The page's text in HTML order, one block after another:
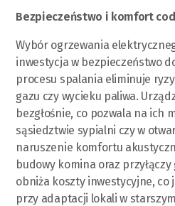
Bezpieczeństwo i komfort
Wybór ogrzewania
inwestycja w bezpieczeństwo
procesu spalania eliminuje
gazu czy wycieku paliwa.
bezgłośnie, co pozwala na ich
sąsiedztwie sypialni czy w
naruszenie komfortu
budowy komina oraz
obniża koszty inwestycyjne, co
przy adaptacji lokali w